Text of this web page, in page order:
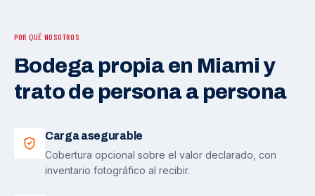
POR QUÉ NOSOTROS
Bodega propia en Miami y
trato de persona a persona
Carga asegurable
Cobertura opcional sobre el valor declarado, con
inventario fotográfico al recibir.